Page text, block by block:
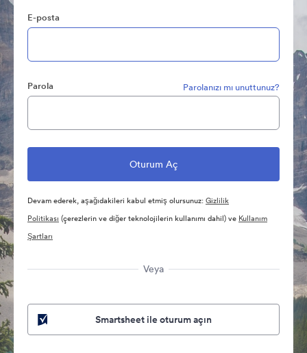
E-posta
Parola Parolanızı mı unuttunuz?
Devam ederek, aşağıdakileri kabul etmiş olursunuz:Gizlilik
Politikası (çerezlerin ve diğer teknolojilerin kullanımı dahil) ve Kullanım
Şartları
Veya
Smartsheet ile oturum açın